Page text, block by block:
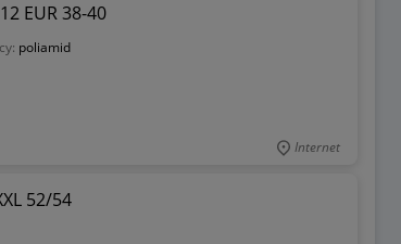
EUR 38-40
poliamid
Internet
52/54